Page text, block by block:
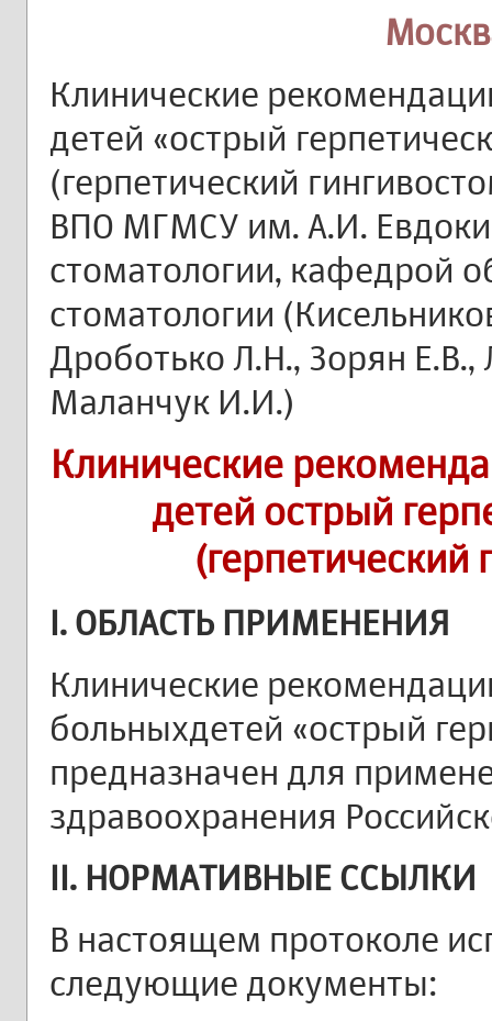
Клинические
детей «острый
(герпетический
ВПО МГМСУ им. А.И.
стоматологии, кафедрой
стоматологии
Дроботько Л.Н., Зорян
Маланчук И.И.)
Клинические
детей острый
(герпетический
I. ОБЛАСТЬ ПРИМЕНЕНИЯ
Клинические
больныхдетей «острый
предназначен для
здравоохранения
II. НОРМАТИВНЫЕ ССЫЛКИ
В настоящем протоколе
следующие документы: